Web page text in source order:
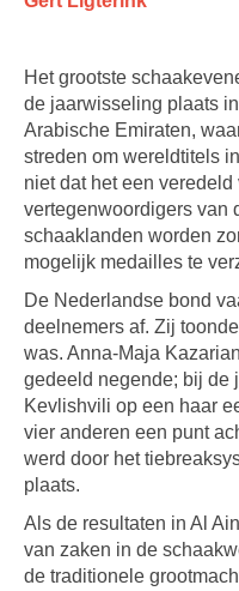
Het grootste
de jaarwisseling plaats
Arabische Emiraten,
streden om wereldtitels
niet dat het een
vertegenwoordigers van
schaaklanden worden
mogelijk medailles te
De Nederlandse bond
deelnemers af. Zij
was. Anna-Maja
gedeeld negende; bij de
Kevlishvili op een haar
vier anderen een punt
werd door het
plaats.
Als de resultaten in Al
van zaken in de
de traditionele